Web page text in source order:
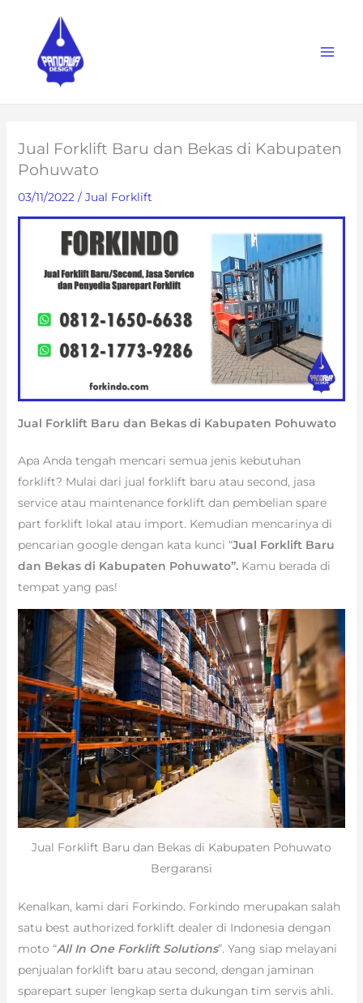
content
Jual Forklift Baru dan Bekas di Kabupaten
Pohuwato
03/11/2022 / Jual Forklift
Jual Forklift Baru dan Bekas di Kabupaten Pohuwato
Apa Anda tengah mencari semua jenis kebutuhan
forklift? Mulai dari jual forklift baru atau second, jasa
service atau maintenance forklift dan pembelian spare
part forklift lokal atau import. Kemudian mencarinya di
pencarian google dengan kata kunci “Jual Forklift Baru
dan Bekas di Kabupaten Pohuwato”. Kamu berada di
tempat yang pas!
Jual Forklift Baru dan Bekas di Kabupaten Pohuwato
Bergaransi
Kenalkan, kami dari Forkindo. Forkindo merupakan salah
satu best authorized forklift dealer di Indonesia dengan
moto “All In One Forklift Solutions”. Yang siap melayani
penjualan forklift baru atau second, dengan jaminan
sparepart super lengkap serta dukungan tim servis ahli.